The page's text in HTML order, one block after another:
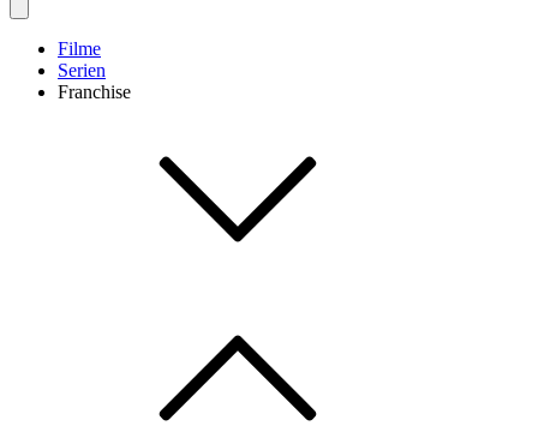
Filme
Serien
Franchise